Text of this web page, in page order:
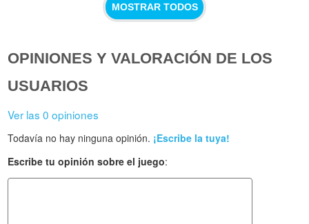
MOSTRAR TODOS
OPINIONES Y VALORACIÓN DE LOS
USUARIOS
Ver las 0 opiniones
Todavía no hay ninguna opinión. ¡Escribe la tuya!
Escribe tu opinión sobre el juego: